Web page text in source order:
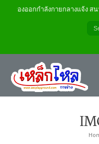
เครื่องออกกำลังกายกลางแจ้ง สน